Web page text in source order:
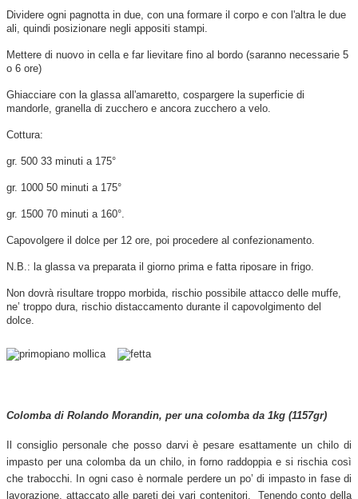
Dividere ogni pagnotta in due, con una formare il corpo e con l'altra le due
ali, quindi posizionare negli appositi stampi.
Mettere di nuovo in cella e far lievitare fino al bordo (saranno necessarie 5
o 6 ore)
Ghiacciare con la glassa all'amaretto, cospargere la superficie di
mandorle, granella di zucchero e ancora zucchero a velo.
Cottura:
gr. 500 33 minuti a 175°
gr. 1000 50 minuti a 175°
gr. 1500 70 minuti a 160°.
Capovolgere il dolce per 12 ore, poi procedere al confezionamento.
N.B.: la glassa va preparata il giorno prima e fatta riposare in frigo.
Non dovrà risultare troppo morbida, rischio possibile attacco delle muffe,
ne’ troppo dura, rischio distaccamento durante il capovolgimento del
dolce.
Colomba di Rolando Morandin, per una colomba da 1kg (1157gr)
Il consiglio personale che posso darvi è pesare esattamente un chilo di
impasto per una colomba da un chilo, in forno raddoppia e si rischia così
che trabocchi. In ogni caso è normale perdere un po’ di impasto in fase di
lavorazione, attaccato alle pareti dei vari contenitori. Tenendo conto della